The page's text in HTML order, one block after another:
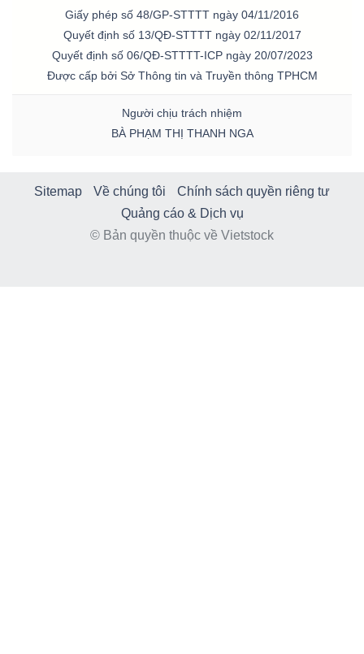
Giấy phép số 48/GP-STTTT ngày 04/11/2016
Quyết định số 13/QĐ-STTTT ngày 02/11/2017
Quyết định số 06/QĐ-STTTT-ICP ngày 20/07/2023
Được cấp bởi Sở Thông tin và Truyền thông TPHCM
Người chịu trách nhiệm
BÀ PHẠM THỊ THANH NGA
Sitemap Về chúng tôi
Chính sách quyền riêng tư
Quảng cáo & Dịch vụ
© Bản quyền thuộc về Vietstock